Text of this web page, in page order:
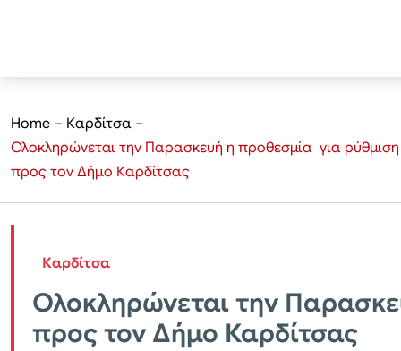
Home – Καρδίτσα –
Ολοκληρώνεται την Παρασκευή η προθεσμία για
προς τον Δήμο Καρδίτσας
Καρδίτσα
Ολοκληρώνεται την
προς τον Δήμο Καρδίτσας